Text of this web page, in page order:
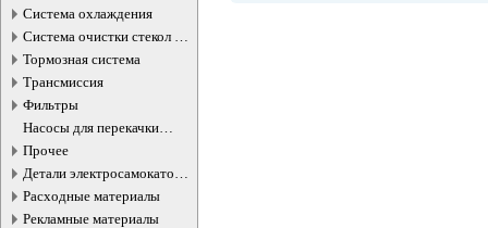
Система охлаждения
Система очистки стекол и
фар
Тормозная система
Трансмиссия
Фильтры
Насосы для перекачки
жидкостей
Прочее
Детали электросамокатов и
электротранспорта
Расходные материалы
Рекламные материалы